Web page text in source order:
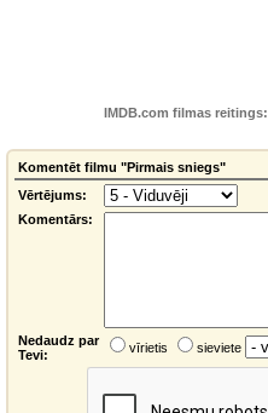
IMDB.com filmas reitings:
Komentēt filmu "Pirmais sniegs"
Vērtējums:
Komentārs:
Nedaudz par
Tevi:
vīrietis sieviete